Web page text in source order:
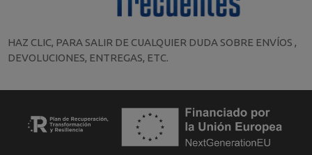
HAZ CLIC, PARA SALIR DE CUALQUIER DUDA SOBRE ENVÍOS ,
DEVOLUCIONES, ENTREGAS, ETC.